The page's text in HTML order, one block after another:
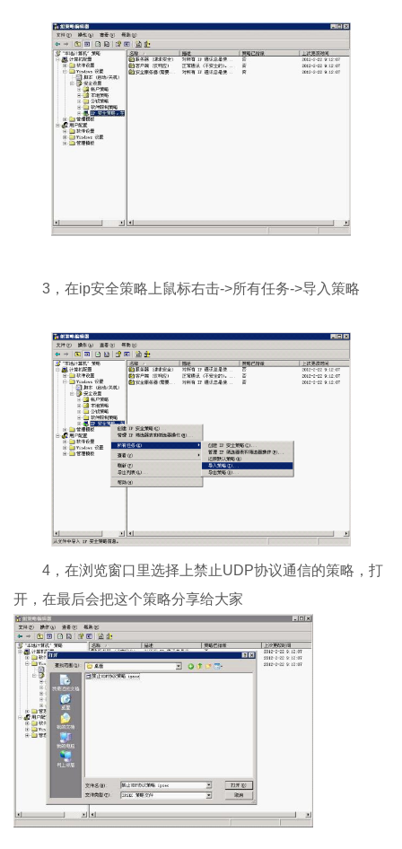
3，在ip安全策略上鼠标右击->所有任务->导入策略
4，在浏览窗口里选择上禁止UDP协议通信的策略，打
开，在最后会把这个策略分享给大家